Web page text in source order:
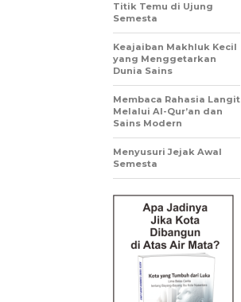
Titik Temu di Ujung
Semesta
Keajaiban Makhluk Kecil
yang Menggetarkan
Dunia Sains
Membaca Rahasia Langit
Melalui Al-Qur’an dan
Sains Modern
Menyusuri Jejak Awal
Semesta